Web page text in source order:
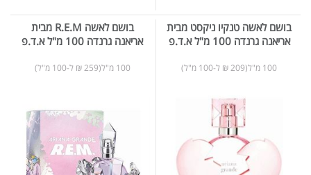
בושם לאשה טנקיו ניקסט מבית
אריאנה גרנדה 100 מ"ל א.ד.פ
100 מ"ל(209 ₪ ל-100 מ"ל)
בושם לאשה R.E.M מבית
אריאנה גרנדה 100 מ"ל א.ד.פ
100 מ"ל(259 ₪ ל-100 מ"ל)